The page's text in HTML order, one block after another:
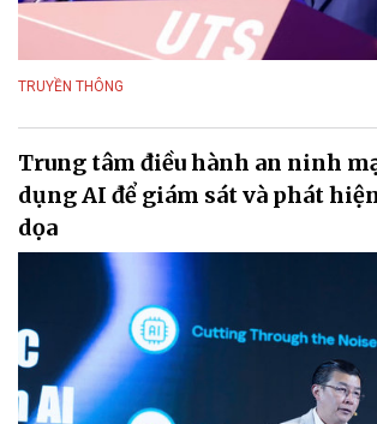
TRUYỀN THÔNG
Trung tâm điều hành an ninh
dụng AI để giám sát và phát
dọa